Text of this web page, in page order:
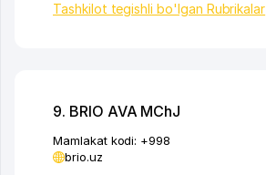
Tashkilot tegishli bo'lgan Rubrikalar
9. BRIO AVA MChJ
Mamlakat kodi: +998
brio.uz